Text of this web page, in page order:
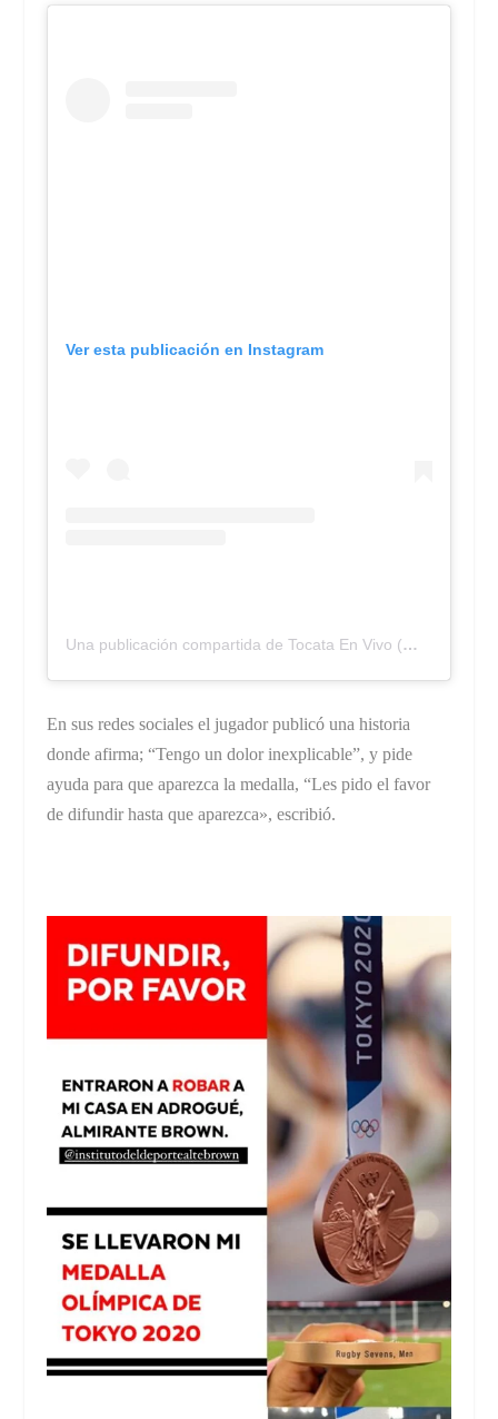
Ver esta publicación en Instagram
Una publicación compartida de Tocata En Vivo (@tocatalaprevia)
En sus redes sociales el jugador publicó una historia
donde afirma; “Tengo un dolor inexplicable”, y pide
ayuda para que aparezca la medalla, “Les pido el favor
de difundir hasta que aparezca», escribió.